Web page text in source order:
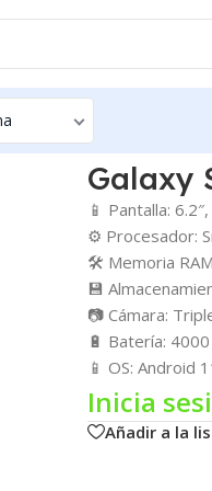
Galaxy
📱 Pantalla:
⚙️ Procesador:
🛠️ Memoria
💾
📷 Cámara:
🔋 Batería:
📱 OS: Android
Inicia
Añadir a la